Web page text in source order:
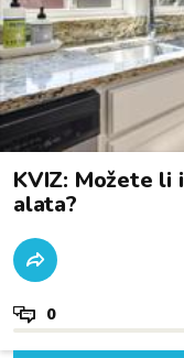
KVIZ: Možete li
alata?
0